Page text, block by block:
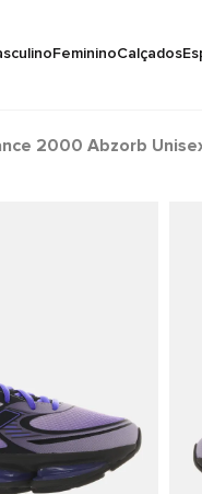
FemininoCalçados
2000 Abzorb